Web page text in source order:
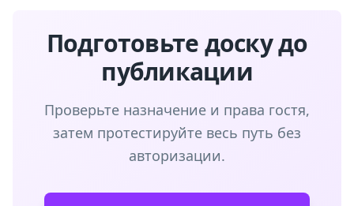
Подготовьте доску до
публикации
Проверьте назначение и права гостя,
затем протестируйте весь путь без
авторизации.